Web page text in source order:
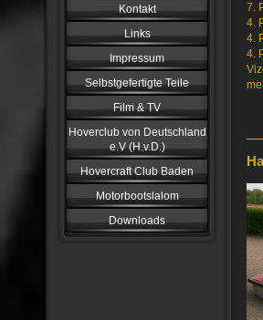
Kontakt
Links
Impressum
Selbstgefertigte Teile
Film & TV
Hoverclub von Deutschland
e.V (H.v.D.)
Hovercraft Club Baden
Motorbootslalom
Downloads
7.
4.
4.
4.